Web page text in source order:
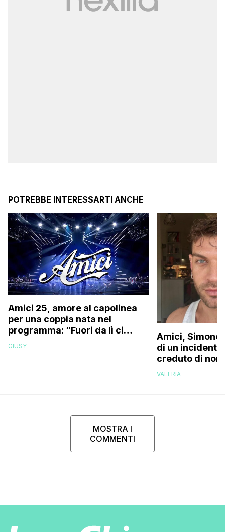
POTREBBE INTERESSARTI ANCHE
Amici 25, amore al capolinea
per una coppia nata nel
programma: “Fuori da lì ci
siamo resi conto che…”
GIUSY
Amici, Simone
di un incidente
creduto di
più la mia
VALERIA
MOSTRA I
COMMENTI